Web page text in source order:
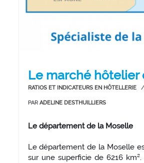
Le marché hôtelier
RATIOS ET INDICATEURS EN HÔTELLERIE /
PAR ADELINE DESTHUILLIERS
Le département de la Moselle
Le département de la Moselle
sur une superficie de 6216